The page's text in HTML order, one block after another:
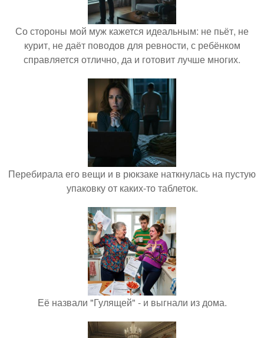
Со стороны мой муж кажется идеальным: не пьёт, не
курит, не даёт поводов для ревности, с ребёнком
справляется отлично, да и готовит лучше многих.
Перебирала его вещи и в рюкзаке наткнулась на пустую
упаковку от каких-то таблеток.
Её назвали "Гулящей" - и выгнали из дома.